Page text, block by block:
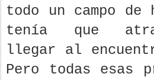
todo un campo de
tenía que
llegar al
Pero todas esas